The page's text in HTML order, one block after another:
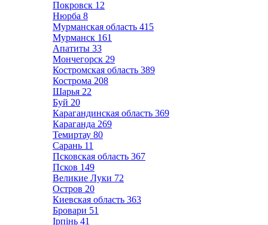
Покровск 12
Нюрба 8
Мурманская область 415
Мурманск 161
Апатиты 33
Мончегорск 29
Костромская область 389
Кострома 208
Шарья 22
Буй 20
Карагандинская область 369
Караганда 269
Темиртау 80
Сарань 11
Псковская область 367
Псков 149
Великие Луки 72
Остров 20
Киевская область 363
Бровари 51
Ірпінь 41